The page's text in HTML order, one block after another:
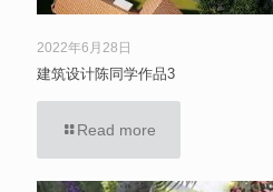
2022年6月28日
建筑设计陈同学作品3
Read more